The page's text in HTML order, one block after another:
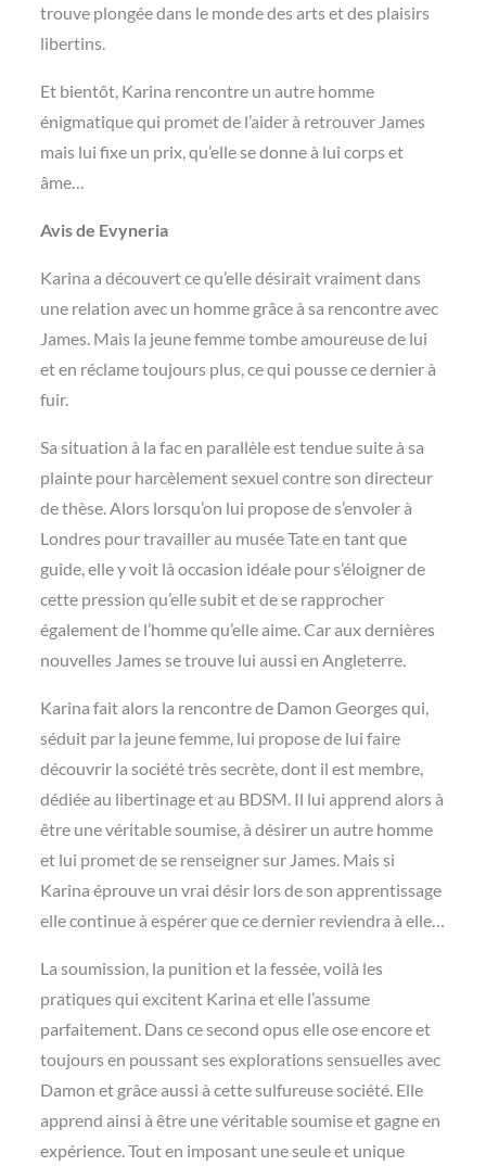
trouve plongée dans le monde des arts et des plaisirs
libertins.
Et bientôt, Karina rencontre un autre homme
énigmatique qui promet de l’aider à retrouver James
mais lui fixe un prix, qu’elle se donne à lui corps et
âme…
Avis de Evyneria
Karina a découvert ce qu’elle désirait vraiment dans
une relation avec un homme grâce à sa rencontre avec
James. Mais la jeune femme tombe amoureuse de lui
et en réclame toujours plus, ce qui pousse ce dernier à
fuir.
Sa situation à la fac en parallèle est tendue suite à sa
plainte pour harcèlement sexuel contre son directeur
de thèse. Alors lorsqu’on lui propose de s’envoler à
Londres pour travailler au musée Tate en tant que
guide, elle y voit là occasion idéale pour s’éloigner de
cette pression qu’elle subit et de se rapprocher
également de l’homme qu’elle aime. Car aux dernières
nouvelles James se trouve lui aussi en Angleterre.
Karina fait alors la rencontre de Damon Georges qui,
séduit par la jeune femme, lui propose de lui faire
découvrir la société très secrète, dont il est membre,
dédiée au libertinage et au BDSM. Il lui apprend alors à
être une véritable soumise, à désirer un autre homme
et lui promet de se renseigner sur James. Mais si
Karina éprouve un vrai désir lors de son apprentissage
elle continue à espérer que ce dernier reviendra à elle…
La soumission, la punition et la fessée, voilà les
pratiques qui excitent Karina et elle l’assume
parfaitement. Dans ce second opus elle ose encore et
toujours en poussant ses explorations sensuelles avec
Damon et grâce aussi à cette sulfureuse société. Elle
apprend ainsi à être une véritable soumise et gagne en
expérience. Tout en imposant une seule et unique